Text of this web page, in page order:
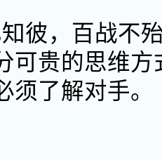
彼，百战不
可贵的思维
须了解对手。